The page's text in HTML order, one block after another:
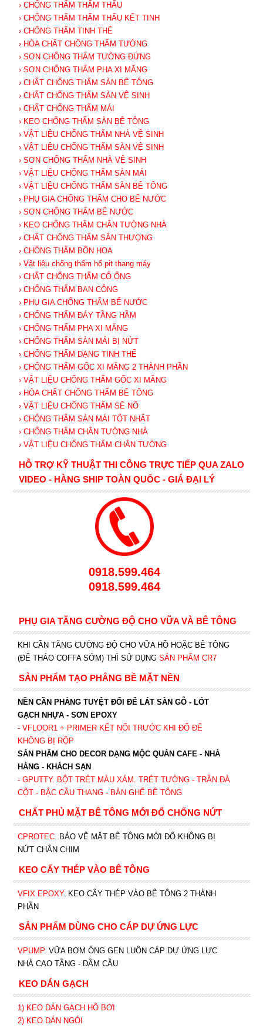
› CHỐNG THẤM THẨM THẤU
› CHỐNG THẤM THẨM THẤU KẾT TINH
› CHỐNG THẤM TINH THỂ
› HÓA CHẤT CHỐNG THẤM TƯỜNG
› SƠN CHỐNG THẤM TƯỜNG ĐỨNG
› SƠN CHỐNG THẤM PHA XI MĂNG
› CHẤT CHỐNG THẤM SÀN BÊ TÔNG
› CHẤT CHỐNG THẤM SÀN VỆ SINH
› CHẤT CHỐNG THẤM MÁI
› KEO CHỐNG THẤM SÀN BÊ TÔNG
› VẬT LIỆU CHỐNG THẤM NHÀ VỆ SINH
› VẬT LIỆU CHỐNG THẤM SÀN VỆ SINH
› SƠN CHỐNG THẤM NHÀ VỆ SINH
› VẬT LIỆU CHỐNG THẤM SÀN MÁI
› VẬT LIỆU CHỐNG THẤM SÀN BÊ TÔNG
› PHỤ GIA CHỐNG THẤM CHO BỂ NƯỚC
› SƠN CHỐNG THẤM BỂ NƯỚC
› KEO CHỐNG THẤM CHÂN TƯỜNG NHÀ
› CHẤT CHỐNG THẤM SÂN THƯỢNG
› CHỐNG THẤM BỒN HOA
› Vật liệu chống thấm hố pit thang máy
› CHẤT CHỐNG THẤM CỔ ỐNG
› CHỐNG THẤM BAN CÔNG
› PHỤ GIA CHỐNG THẤM BỂ NƯỚC
› CHỐNG THẤM ĐÁY TẦNG HẦM
› CHỐNG THẤM PHA XI MĂNG
› CHỐNG THẤM SÀN MÁI BỊ NỨT
› CHỐNG THẤM DẠNG TINH THỂ
› CHỐNG THẤM GỐC XI MĂNG 2 THÀNH PHẦN
› VẬT LIỆU CHỐNG THẤM GỐC XI MĂNG
› HÓA CHẤT CHỐNG THẤM BÊ TÔNG
› VẬT LIỆU CHỐNG THẤM SÊ NÔ
› CHỐNG THẤM SÀN MÁI TỐT NHẤT
› CHỐNG THẤM CHÂN TƯỜNG NHÀ
› VẬT LIỆU CHỐNG THẤM CHÂN TƯỜNG
HỖ TRỢ KỸ THUẬT THI CÔNG TRỰC TIẾP QUA ZALO
VIDEO - HÀNG SHIP TOÀN QUỐC - GIÁ ĐẠI LÝ
0918.599.464
0918.599.464
PHỤ GIA TĂNG CƯỜNG ĐỘ CHO VỮA VÀ BÊ TÔNG
KHI CẦN TĂNG CƯỜNG ĐỘ CHO VỮA HỒ HOẶC BÊ TÔNG
(ĐỂ THÁO COFFA SỚM) THÌ SỬ DỤNG SẢN PHẨM CR7
SẢN PHẨM TẠO PHẲNG BỀ MẶT NỀN
NỀN CẦN PHẲNG TUYỆT ĐỐI ĐỂ LÁT SÀN GỖ - LÓT
GẠCH NHỰA - SƠN EPOXY
- VFLOOR1+ PRIMER KẾT NỐI TRƯỚC KHI ĐỔ ĐỂ
KHÔNG BỊ RỘP
SẢN PHẨM CHO DECOR DẠNG MỘC QUÁN CAFE - NHÀ
HÀNG - KHÁCH SẠN
- GPUTTY. BỘT TRÉT MÀU XÁM. TRÉT TƯỜNG - TRẦN ĐÀ
CỘT - BẬC CẦU THANG - BÀN GHẾ BÊ TÔNG
CHẤT PHỦ MẶT BÊ TÔNG MỚI ĐỔ CHỐNG NỨT
CPROTEC. BẢO VỆ MẶT BÊ TÔNG MỚI ĐỔ KHÔNG BỊ
NỨT CHÂN CHIM
KEO CẤY THÉP VÀO BÊ TÔNG
VFIX EPOXY. KEO CẤY THÉP VÀO BÊ TÔNG 2 THÀNH
PHẦN
SẢN PHẨM DÙNG CHO CÁP DỰ ỨNG LỰC
VPUMP. VỮA BƠM ỐNG GEN LUỒN CÁP DỰ ỨNG LỰC
NHÀ CAO TẦNG - DẦM CẦU
KEO DÁN GẠCH
1) KEO DÁN GẠCH HỒ BƠI
2) KEO DÁN NGÓI